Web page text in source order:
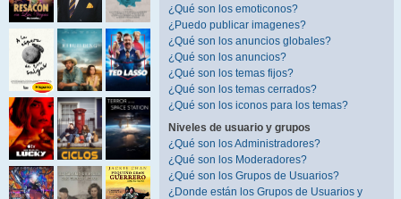
¿Qué son los emoticonos?
¿Puedo publicar imagenes?
¿Qué son los anuncios globales?
¿Qué son los anuncios?
¿Qué son los temas fijos?
¿Qué son los temas cerrados?
¿Qué son los iconos para los temas?
Niveles de usuario y grupos
¿Qué son los Administradores?
¿Qué son los Moderadores?
¿Qué son los Grupos de Usuarios?
¿Donde están los Grupos de Usuarios y